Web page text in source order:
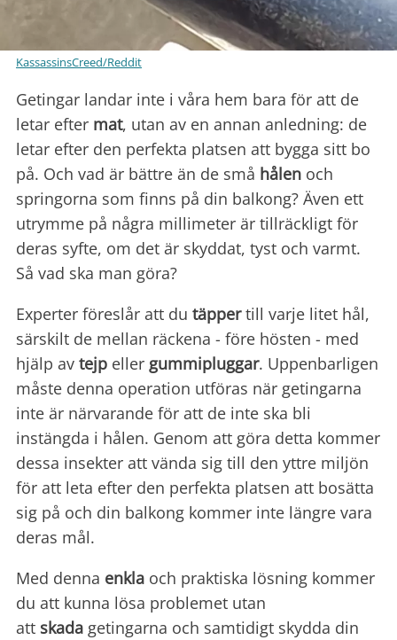
KassassinsCreed/Reddit
Getingar landar inte i våra hem bara för att de
letar efter mat, utan av en annan anledning: de
letar efter den perfekta platsen att bygga sitt bo
på. Och vad är bättre än de små hålen och
springorna som finns på din balkong? Även ett
utrymme på några millimeter är tillräckligt för
deras syfte, om det är skyddat, tyst och varmt.
Så vad ska man göra?
Experter föreslår att du täppertill varje litet hål,
särskilt de mellan räckena - före hösten - med
hjälp av tejp eller gummipluggar. Uppenbarligen
måste denna operation utföras när getingarna
inte är närvarande för att de inte ska bli
instängda i hålen. Genom att göra detta kommer
dessa insekter att vända sig till den yttre miljön
för att leta efter den perfekta platsen att bosätta
sig på och din balkong kommer inte längre vara
deras mål.
Med denna enkla och praktiska lösning kommer
du att kunna lösa problemet utan
att skada getingarna och samtidigt skydda din